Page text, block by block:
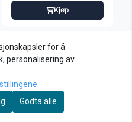
Kjøp
-10%
for å
personalisering av
Godta alle